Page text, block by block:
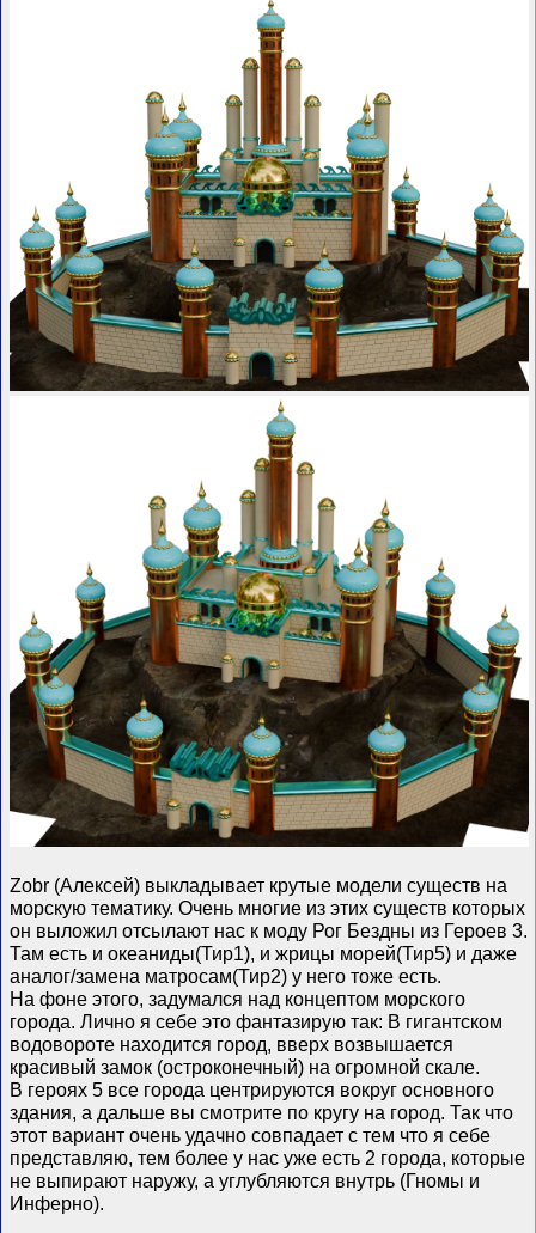
Zobr (Алексей) выкладывает крутые модели существ на
морскую тематику. Очень многие из этих существ которых
он выложил отсылают нас к моду Рог Бездны из Героев 3.
Там есть и океаниды(Тир1), и жрицы морей(Тир5) и даже
аналог/замена матросам(Тир2) у него тоже есть.
На фоне этого, задумался над концептом морского
города. Лично я себе это фантазирую так: В гигантском
водовороте находится город, вверх возвышается
красивый замок (остроконечный) на огромной скале.
В героях 5 все города центрируются вокруг основного
здания, а дальше вы смотрите по кругу на город. Так что
этот вариант очень удачно совпадает с тем что я себе
представляю, тем более у нас уже есть 2 города, которые
не выпирают наружу, а углубляются внутрь (Гномы и
Инферно).